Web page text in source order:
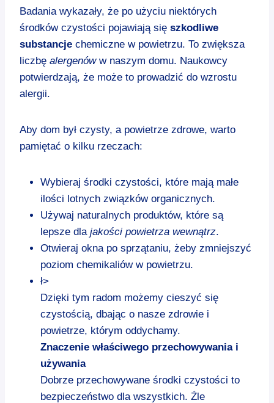
Badania wykazały, że po użyciu niektórych
środków czystości pojawiają się szkodliwe
substancje chemiczne w powietrzu. To zwiększa
liczbę alergenóww naszym domu. Naukowcy
potwierdzają, że może to prowadzić do wzrostu
alergii.
Aby dom był czysty, a powietrze zdrowe, warto
pamiętać o kilku rzeczach:
Wybieraj środki czystości, które mają małe
ilości lotnych związków organicznych.
Używaj naturalnych produktów, które są
lepsze dla jakości powietrza wewnątrz.
Otwieraj okna po sprzątaniu, żeby zmniejszyć
poziom chemikaliów w powietrzu.
ł>
Dzięki tym radom możemy cieszyć się
czystością, dbając o nasze zdrowie i
powietrze, którym oddychamy.
Znaczenie właściwego przechowywania i
używania
Dobrze przechowywane środki czystości to
bezpieczeństwo dla wszystkich. Źle